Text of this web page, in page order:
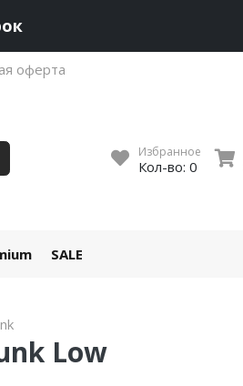
оферта
Избранное
Кол-во: 0
SALE
Low